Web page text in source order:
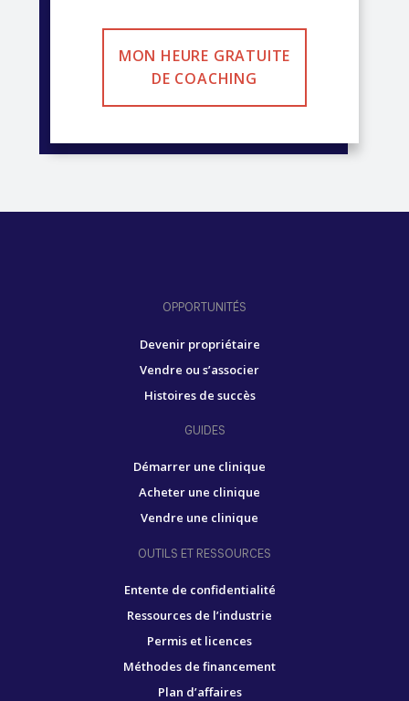
MON HEURE GRATUITE
DE COACHING
OPPORTUNITÉS
Devenir propriétaire
Vendre ou s’associer
Histoires de succès
GUIDES
Démarrer une clinique
Acheter une clinique
Vendre une clinique
OUTILS ET RESSOURCES
Entente de confidentialité
Ressources de l’industrie
Permis et licences
Méthodes de financement
Plan d’affaires